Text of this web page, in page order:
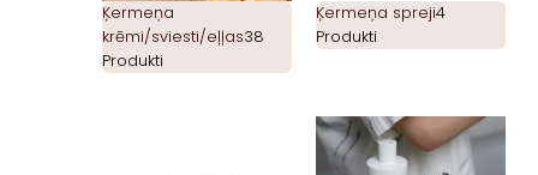
Ķermeņa
krēmi/sviesti/eļļas38
Produkti
Ķermeņa spreji4
Produkti